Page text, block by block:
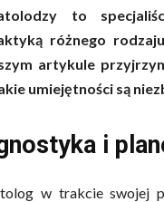
to
różnego
artykule
umiejętności są
i
w trakcie swojej